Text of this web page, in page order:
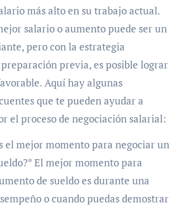
más alto en su trabajo actual.
salario o aumento puede ser un
pero con la estrategia
previa, es posible lograr
Aquí hay algunas
que te pueden ayudar a
el proceso de negociación salarial:
el mejor momento para negociar un
El mejor momento para
de sueldo es durante una
o cuando puedas demostrar